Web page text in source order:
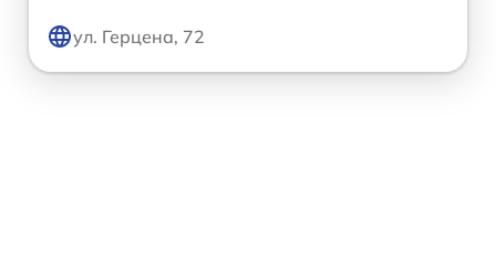
ул. Герцена, 72